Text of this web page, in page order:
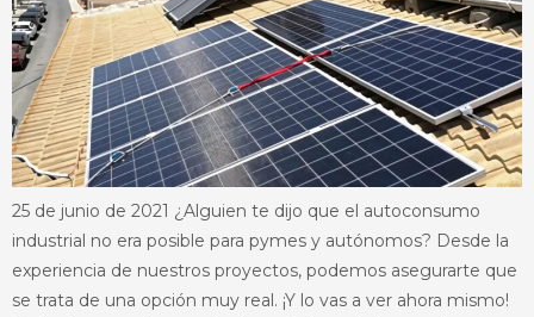
25 de junio de 2021 ¿Alguien te dijo que el autoconsumo
industrial no era posible para pymes y autónomos? Desde la
experiencia de nuestros proyectos, podemos asegurarte que
se trata de una opción muy real. ¡Y lo vas a ver ahora mismo!